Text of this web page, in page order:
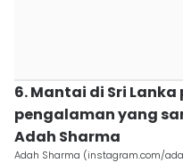
6. Mantai di Sri
pengalaman yang
Adah Sharma
Adah Sharma (instagram.com/